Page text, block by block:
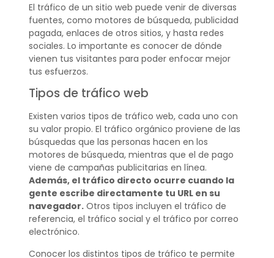
El tráfico de un sitio web puede venir de diversas
fuentes, como motores de búsqueda, publicidad
pagada, enlaces de otros sitios, y hasta redes
sociales. Lo importante es conocer de dónde
vienen tus visitantes para poder enfocar mejor
tus esfuerzos.
Tipos de tráfico web
Existen varios tipos de tráfico web, cada uno con
su valor propio. El tráfico orgánico proviene de las
búsquedas que las personas hacen en los
motores de búsqueda, mientras que el de pago
viene de campañas publicitarias en línea.
Además, el tráfico directo ocurre cuando la
gente escribe directamente tu URL en su
navegador.Otros tipos incluyen el tráfico de
referencia, el tráfico social y el tráfico por correo
electrónico.
Conocer los distintos tipos de tráfico te permite